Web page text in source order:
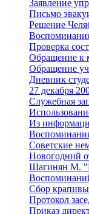
Заявление
Письмо
Решение
Проверка
Обращение к
Обращение
Дневник
27 декабря
Служебная
Из
Советские
Новогодний
Шагинян М.
Сбор
Протокол
Приказ